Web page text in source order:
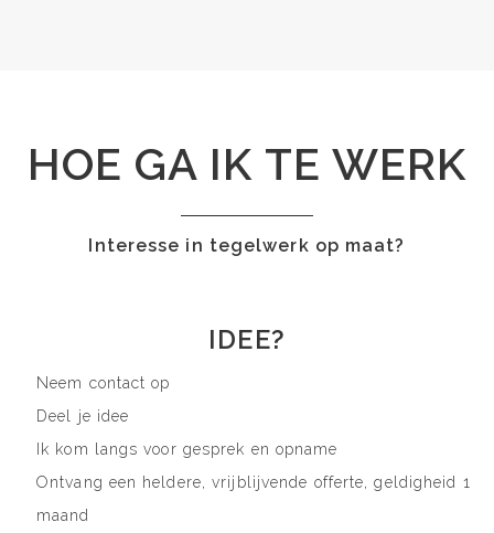
HOE GA IK TE WERK
Interesse in tegelwerk op maat?
IDEE?
Neem contact op
Deel je idee
Ik kom langs voor gesprek en opname
Ontvang een heldere, vrijblijvende offerte, geldigheid 1
maand